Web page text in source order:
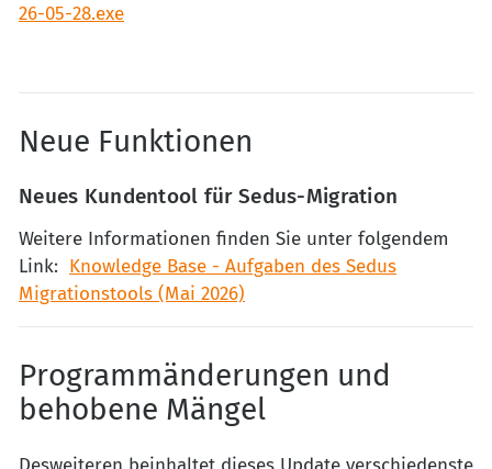
26-05-28.exe
Neue Funktionen
Neues Kundentool für Sedus-Migration
Weitere Informationen finden Sie unter folgendem
Link: Knowledge Base - Aufgaben des Sedus
Migrationstools (Mai 2026)
Programmänderungen und
behobene Mängel